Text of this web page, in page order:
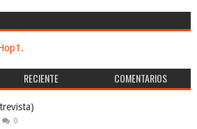
RECIENTE COMENTARIOS
0